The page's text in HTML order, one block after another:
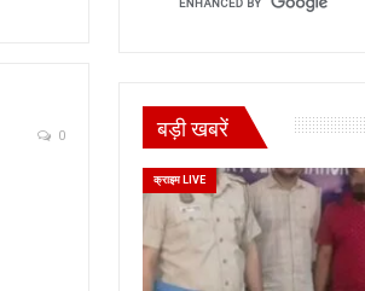
0 बड़ी खबरें
क्राइम LIVE